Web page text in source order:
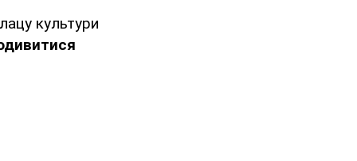
культури